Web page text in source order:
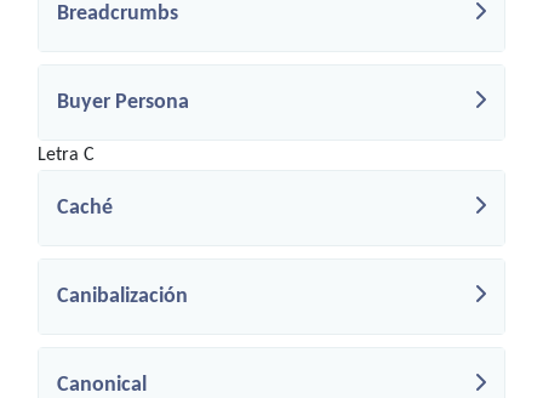
Breadcrumbs
Buyer Persona
Letra C
Caché
Canibalización
Canonical